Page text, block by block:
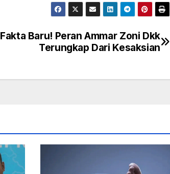
Fakta Baru! Peran Ammar Zoni Dkk
Terungkap Dari Kesaksian